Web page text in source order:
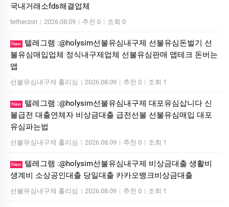
국내거래소fds해결업체
tetherzon | 2026.08.09 | 추천 0 | 조회 0
New
텔레그램 :@holysim선불유심내구제 선불유심돈벌기 선
불유심매입업체 정식내구제업체 선불유심판매 앱테크 돈버는
앱
선불유심내구제 홀리심 | 2026.08.09 | 추천 0 | 조회 1
New
텔레그램 :@holysim선불유심내구제 대포유심삽니다 신
불급전 대출연체자 비상금대출 급전선불 선불유심매입 대포
유심파는법
선불유심내구제 홀리심 | 2026.08.09 | 추천 0 | 조회 1
New
텔레그램 :@holysim선불유심내구제 비상금대출 생활비
생계비 소상공인대출 당일대출 카카오뱅크비상금대출
선불유심내구제 홀리심 | 2026.08.09 | 추천 0 | 조회 1